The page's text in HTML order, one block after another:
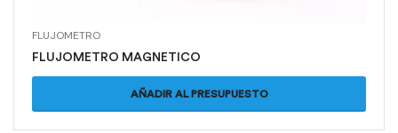
FLUJOMETRO
FLUJOMETRO MAGNETICO
AÑADIR AL PRESUPUESTO